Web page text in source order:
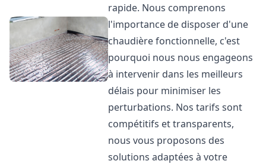
rapide. Nous comprenons
l'importance de disposer d'une
chaudière fonctionnelle, c'est
pourquoi nous nous engageons
à intervenir dans les meilleurs
délais pour minimiser les
perturbations. Nos tarifs sont
compétitifs et transparents,
nous vous proposons des
solutions adaptées à votre